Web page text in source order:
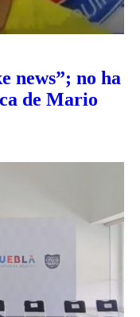
news”; no ha
de Mario